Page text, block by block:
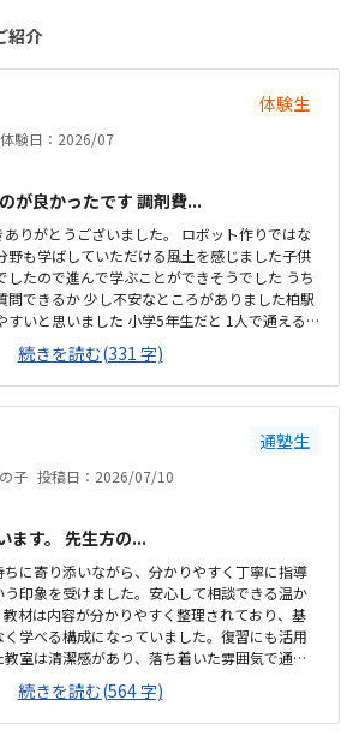
紹介
体験生
体験日：2026/07
が良かったです 調剤費...
りがとうございました。 ロボット作りではな
野も学ばしていただける風土を感じました子供
したので進んで学ぶことができそうでした うち
問できるか 少し不安なところがありました柏駅
すいと思いました 小学5年生だと 1人で通える
ありました楽しそうに 勉強していたのが印象的
頓 が行き届き 清潔な 環境でした毎月1万円 オ
ました 自習室を無制限に使える環境 であれば
ト 組み立て に取り組んでました 子供が興味持
続きを読む(331 字)
通塾生
子 投稿日：2026/07/10
ます。 先生方の...
に寄り添いながら、分かりやすく丁寧に指導
う印象を受けました。安心して相談できる温か
材は内容が分かりやすく整理されており、基
学べる構成になっていました。復習にも活用
教室は清潔感があり、落ち着いた雰囲気で通い
立地も良く、安心して継続して通える環境が整
教室は明るく清潔感があり、整理整頓が行き届
て学習に取り組める、安心感のある環境だと
続きを読む(564 字)